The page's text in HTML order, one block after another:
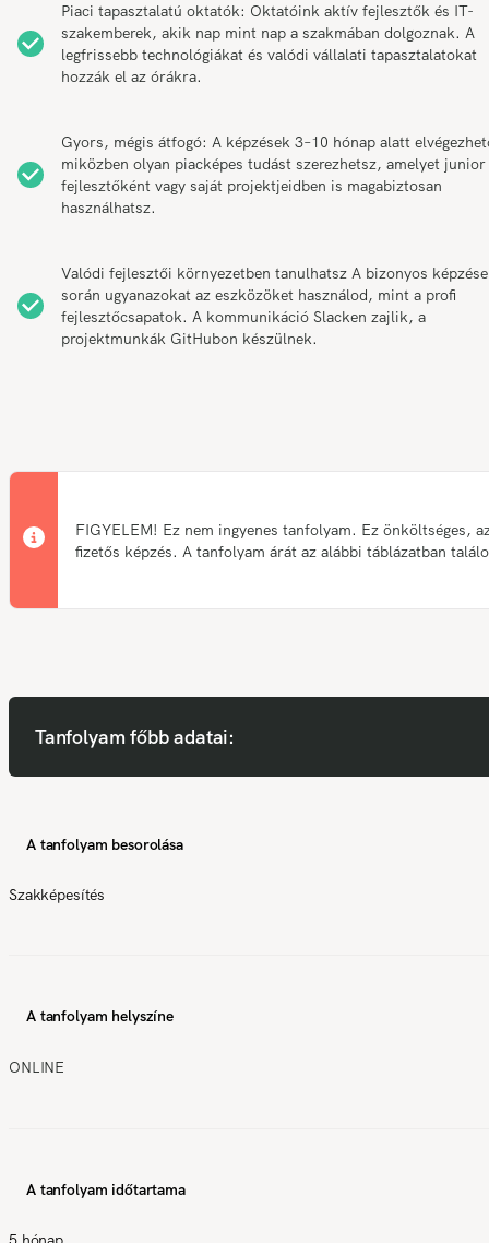
Piaci tapasztalatú oktatók: Oktatóink aktív fejlesztők és IT-
szakemberek, akik nap mint nap a szakmában dolgoznak. A
legfrissebb technológiákat és valódi vállalati tapasztalatokat
hozzák el az órákra.
Gyors, mégis átfogó: A képzések 3–10 hónap alatt
miközben olyan piacképes tudást szerezhetsz, amelyet junior
fejlesztőként vagy saját projektjeidben is magabiztosan
használhatsz.
Valódi fejlesztői környezetben tanulhatsz A bizonyos
során ugyanazokat az eszközöket használod, mint a profi
fejlesztőcsapatok. A kommunikáció Slacken zajlik, a
projektmunkák GitHubon készülnek.
FIGYELEM! Ez nem ingyenes tanfolyam. Ez önköltséges,
fizetős képzés. A tanfolyam árát az alábbi táblázatban
Tanfolyam főbb adatai:
A tanfolyam besorolása
Szakképesítés
A tanfolyam helyszíne
ONLINE
A tanfolyam időtartama